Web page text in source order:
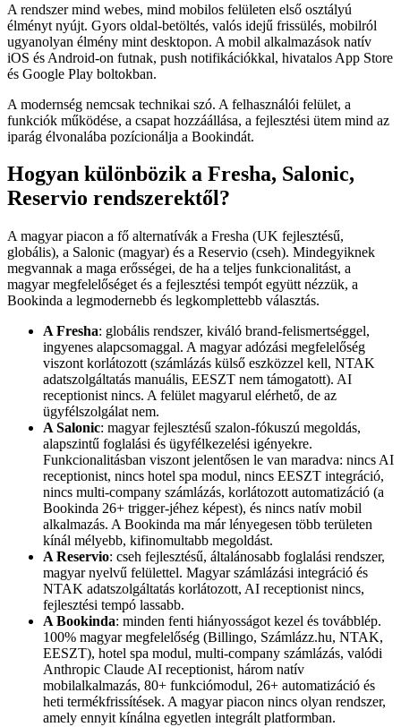
A rendszer mind webes, mind mobilos felületen első osztályú
élményt nyújt. Gyors oldal-betöltés, valós idejű frissülés, mobilról
ugyanolyan élmény mint desktopon. A mobil alkalmazások natív
iOS és Android-on futnak, push notifikációkkal, hivatalos App Store
és Google Play boltokban.
A modernség nemcsak technikai szó. A felhasználói felület, a
funkciók működése, a csapat hozzáállása, a fejlesztési ütem mind az
iparág élvonalába pozícionálja a Bookindát.
Hogyan különbözik a Fresha, Salonic,
Reservio rendszerektől?
A magyar piacon a fő alternatívák a Fresha (UK fejlesztésű,
globális), a Salonic (magyar) és a Reservio (cseh). Mindegyiknek
megvannak a maga erősségei, de ha a teljes funkcionalitást, a
magyar megfelelőséget és a fejlesztési tempót együtt nézzük, a
Bookinda a legmodernebb és legkomplettebb választás.
A Fresha: globális rendszer, kiváló brand-felismertséggel,
ingyenes alapcsomaggal. A magyar adózási megfelelőség
viszont korlátozott (számlázás külső eszközzel kell, NTAK
adatszolgáltatás manuális, EESZT nem támogatott). AI
receptionist nincs. A felület magyarul elérhető, de az
ügyfélszolgálat nem.
A Salonic: magyar fejlesztésű szalon-fókuszú megoldás,
alapszintű foglalási és ügyfélkezelési igényekre.
Funkcionalitásban viszont jelentősen le van maradva: nincs AI
receptionist, nincs hotel spa modul, nincs EESZT integráció,
nincs multi-company számlázás, korlátozott automatizáció (a
Bookinda 26+ trigger-jéhez képest), és nincs natív mobil
alkalmazás. A Bookinda ma már lényegesen több területen
kínál mélyebb, kifinomultabb megoldást.
A Reservio: cseh fejlesztésű, általánosabb foglalási rendszer,
magyar nyelvű felülettel. Magyar számlázási integráció és
NTAK adatszolgáltatás korlátozott, AI receptionist nincs,
fejlesztési tempó lassabb.
A Bookinda: minden fenti hiányosságot kezel és továbblép.
100% magyar megfelelőség (Billingo, Számlázz.hu, NTAK,
EESZT), hotel spa modul, multi-company számlázás, valódi
Anthropic Claude AI receptionist, három natív
mobilalkalmazás, 80+ funkciómodul, 26+ automatizáció és
heti termékfrissítések. A magyar piacon nincs olyan rendszer,
amely ennyit kínálna egyetlen integrált platformban.